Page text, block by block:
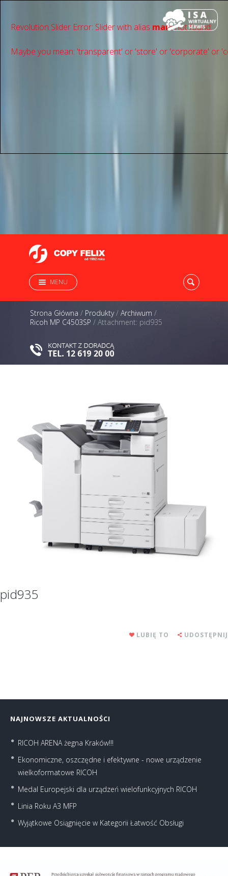
Revolution Slider Error: Slider with alias mainnot found.
Maybe you mean: 'transparent' or 'store' or 'сorporate' or
MENU
Strona Główna / Produkty/ Archiwum /
Ricoh MP C4503SP / Attachment: pid935
pid935
LUBIĘ TO UDOSTĘPNIJ
NAJNOWSZE AKTUALNOŚCI
RICOH ARENA żegna Kraków!!!
Ekonomiczne, oszczędne i efektywne - nowe urządzenie
wielkoformatowe RICOH
Medal Europejski dla urządzeń wielofunkcyjnych RICOH
Linia Roku A3 MFP
Wyjątkowe Osiągnięcie w Kategorii Łatwość Obsługi